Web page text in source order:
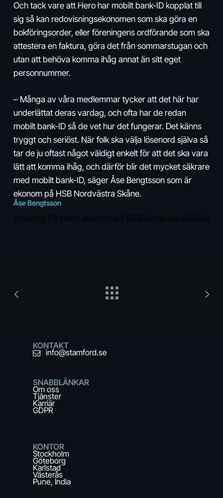
Och tack vare att Hero har mobilt bank-ID kopplat till
sig så kan redovisningsekonomen som ska göra en
bokföringsorder, eller föreningens ordförande som ska
attestera en faktura, göra det från sommarstugan och
utan att behöva komma ihåg annat än sitt eget
personnummer.
– Många av våra medlemmar tycker att det här har
underlättat deras vardag, och ofta har de redan
mobilt bank-ID så de vet hur det fungerar. Det känns
tryggt och seriöst. När folk ska välja lösenord själva så
tar de ju oftast något väldigt enkelt för att det ska vara
lätt att komma ihåg, och därför blir det mycket säkrare
med mobilt bank-ID, säger Åse Bengtsson som är
ekonom på HSB Nordvästra Skåne.
Åse Bengtsson
KONTOR
Stockholm
Göteborg
Karlstad
Västerås
Pune, India
SNABBLÄNKAR
Om oss
Tjänster
Karriär
GDPR
KONTAKT
info@stamford.se